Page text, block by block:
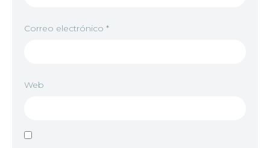
Correo electrónico *
Web